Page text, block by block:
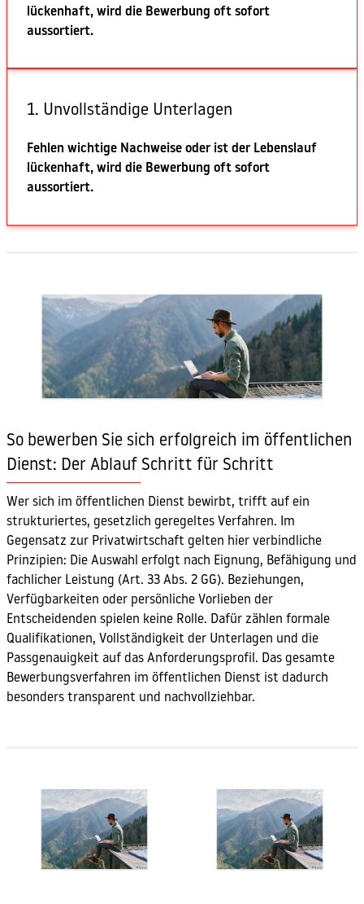
lückenhaft, wird die Bewerbung oft sofort
aussortiert.
1. Unvollständige Unterlagen
Fehlen wichtige Nachweise oder ist der Lebenslauf
lückenhaft, wird die Bewerbung oft sofort
aussortiert.
So bewerben Sie sich erfolgreich im öffentlichen
Dienst: Der Ablauf Schritt für Schritt
Wer sich im öffentlichen Dienst bewirbt, trifft auf ein
strukturiertes, gesetzlich geregeltes Verfahren. Im
Gegensatz zur Privatwirtschaft gelten hier verbindliche
Prinzipien: Die Auswahl erfolgt nach Eignung, Befähigung und
fachlicher Leistung (Art. 33 Abs. 2 GG). Beziehungen,
Verfügbarkeiten oder persönliche Vorlieben der
Entscheidenden spielen keine Rolle. Dafür zählen formale
Qualifikationen, Vollständigkeit der Unterlagen und die
Passgenauigkeit auf das Anforderungsprofil. Das gesamte
Bewerbungsverfahren im öffentlichen Dienst ist dadurch
besonders transparent und nachvollziehbar.